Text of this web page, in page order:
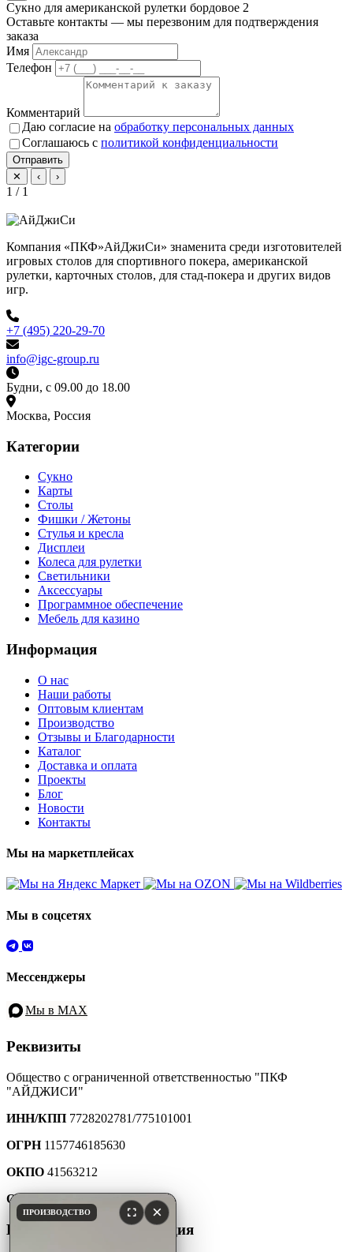
Сукно для американской рулетки бордовое 2
Оставьте контакты — мы перезвоним для подтверждения
заказа
Имя
Телефон
Комментарий
Даю согласие на обработку персональных данных
Соглашаюсь с политикой конфиденциальности
Отправить
✕
‹ ›
1 / 1
Компания «ПКФ»АйДжиСи» знаменита среди изготовителей
игровых столов для спортивного покера, американской
рулетки, карточных столов, для стад-покера и других видов
игр.
+7 (495) 220-29-70
info@igc-group.ru
Будни, с 09.00 до 18.00
Москва, Россия
Категории
Сукно
Карты
Столы
Фишки / Жетоны
Стулья и кресла
Дисплеи
Колеса для рулетки
Светильники
Аксессуары
Программное обеспечение
Мебель для казино
Информация
О нас
Наши работы
Оптовым клиентам
Производство
Отзывы и Благодарности
Каталог
Доставка и оплата
Проекты
Блог
Новости
Контакты
Мы на маркетплейсах
Мы в соцсетях
Мессенджеры
Мы в MAX
Реквизиты
Общество с ограниченной ответственностью "ПКФ
"АЙДЖИСИ"
ИНН/КПП 7728202781/775101001
ОГРН1157746185630
ОКПО 41563212
ОКТМО
45907000000
Юридическая информация
ПРОИЗВОДСТВО ×